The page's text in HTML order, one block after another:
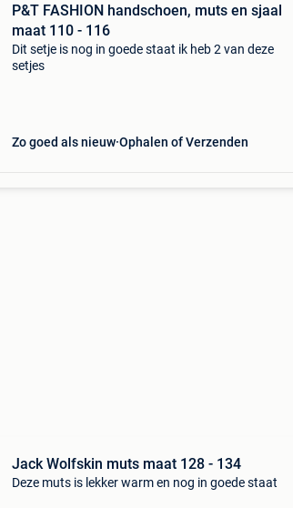
P&T FASHION handschoen, muts en sjaal
maat 110 - 116
Dit setje is nog in goede staat ik heb 2 van deze
setjes
Zo goed als nieuw Ophalen of Verzenden
Jack Wolfskin muts maat 128 - 134
Deze muts is lekker warm en nog in goede staat